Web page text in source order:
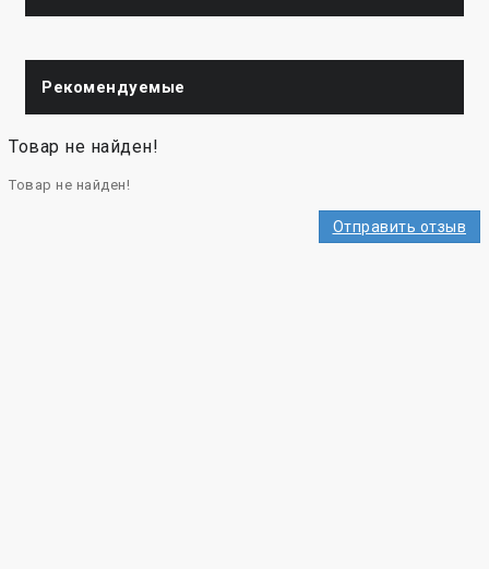
Рекомендуемые
Товар не найден!
Товар не найден!
Отправить отзыв